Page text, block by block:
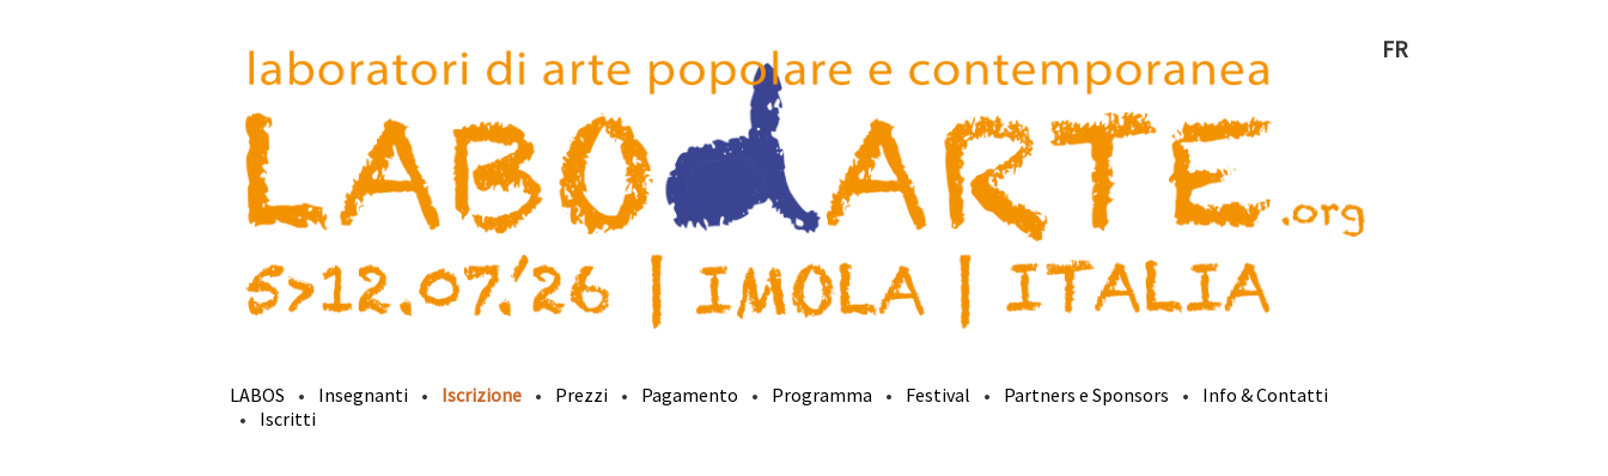
FR
LABOS Insegnanti Iscrizione Prezzi Pagamento Programma Festival Partners e Sponsors
Info & Contatti
Iscritti